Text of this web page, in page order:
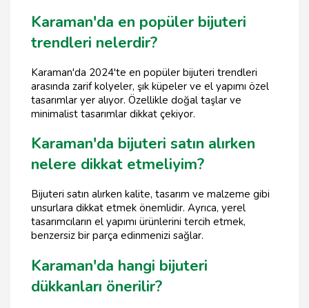
Karaman'da en popüler bijuteri
trendleri nelerdir?
Karaman'da 2024'te en popüler bijuteri trendleri
arasında zarif kolyeler, şık küpeler ve el yapımı özel
tasarımlar yer alıyor. Özellikle doğal taşlar ve
minimalist tasarımlar dikkat çekiyor.
Karaman'da bijuteri satın alırken
nelere dikkat etmeliyim?
Bijuteri satın alırken kalite, tasarım ve malzeme gibi
unsurlara dikkat etmek önemlidir. Ayrıca, yerel
tasarımcıların el yapımı ürünlerini tercih etmek,
benzersiz bir parça edinmenizi sağlar.
Karaman'da hangi bijuteri
dükkanları önerilir?